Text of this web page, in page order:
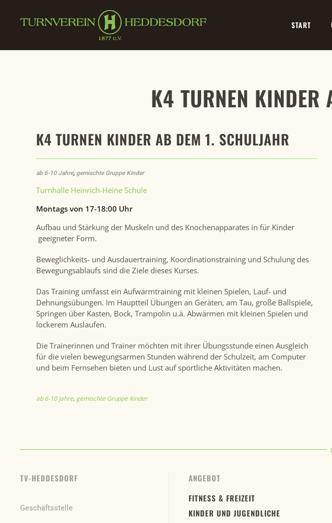
Zum Hauptinhalt springen START
K4 TURNEN KINDER
K4 TURNEN KINDER AB DEM 1. SCHULJAHR
ab 6-10 Jahre, gemischte Gruppe Kinder
Turnhalle Heinrich-Heine Schule
Montags von 17-18:00 Uhr
Aufbau und Stärkung der Muskeln und des Knochenapparates in für Kinder
geeigneter Form.
Beweglichkeits- und Ausdauertraining, Koordinationstraining und Schulung des
Bewegungsablaufs sind die Ziele dieses Kurses.
Das Training umfasst ein Aufwärmtraining mit kleinen Spielen, Lauf- und
Dehnungsübungen. Im Hauptteil Übungen an Geräten, am Tau, große Ballspiele,
Springen über Kasten, Bock, Trampolin u.ä. Abwärmen mit kleinen Spielen und
lockerem Auslaufen.
Die Trainerinnen und Trainer möchten mit ihrer Übungsstunde einen Ausgleich
für die vielen bewegungsarmen Stunden während der Schulzeit, am Computer
und beim Fernsehen bieten und Lust auf sportliche Aktivitäten machen.
ab 6-10 Jahre, gemischte Gruppe Kinder
TV-HEDDESDORF
Geschäftsstelle
ANGEBOT
FITNESS & FREIZEIT
KINDER UND JUGENDLICHE